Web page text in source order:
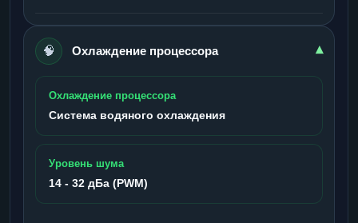
🧠 Охлаждение процессора ▾
Охлаждение процессора
Система водяного охлаждения
Уровень шума
14 - 32 дБа (PWM)